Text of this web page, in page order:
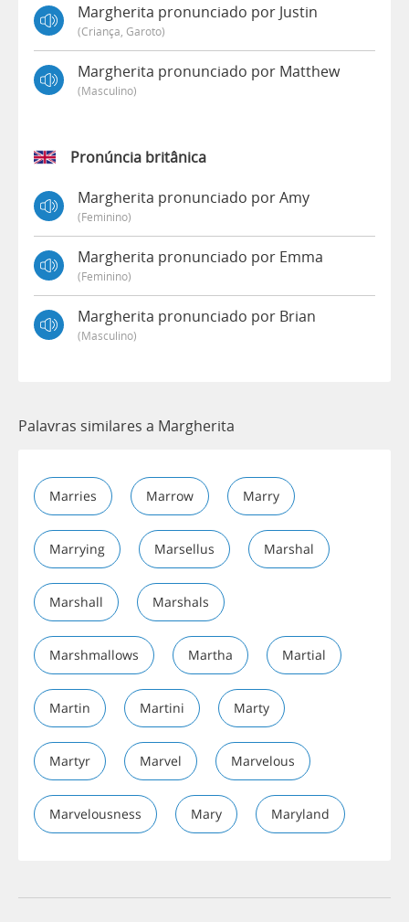
Margherita pronunciado por Justin
(criança, Garoto)
Margherita pronunciado por Matthew
(masculino)
Pronúncia britânica
Margherita pronunciado por Amy
(feminino)
Margherita pronunciado por Emma
(feminino)
Margherita pronunciado por Brian
(masculino)
Palavras similares a Margherita
Marries Marrow Marry
Marrying Marsellus Marshal
Marshall Marshals
Marshmallows Martha Martial
Martin Martini Marty
Martyr Marvel Marvelous
Marvelousness Mary Maryland